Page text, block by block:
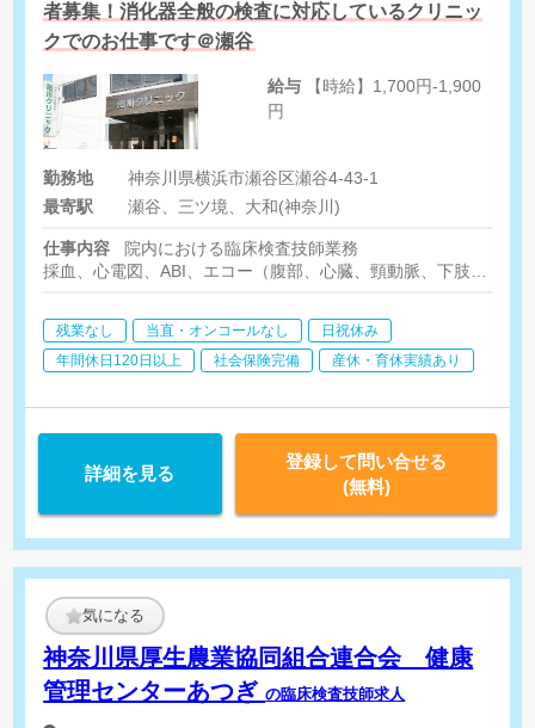
者募集！消化器全般の検査に対応しているクリニッ
クでのお仕事です＠瀬谷
給与
円
勤務地
神奈川県横浜市瀬谷区瀬谷4-43-1
最寄駅
瀬谷、三ツ境、大和(神奈川)
仕事内容
院内における臨床検査技師業務
採血、心電図、ABI、エコー（腹部、心臓、頸動脈、下肢）
残業なし 当直・オンコールなし
日祝休み
年間休日120日以上
社会保険完備 産休・育休実績あり
詳細を見る
登録して問い合せる
(無料)
気になる
神奈川県厚生農業協同組合連合会 健康
管理センターあつぎの臨床検査技師求人